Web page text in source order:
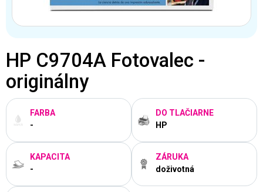
HP C9704A Fotovalec -
originálny
FARBA
-
DO TLAČIARNE
HP
KAPACITA
-
ZÁRUKA
doživotná